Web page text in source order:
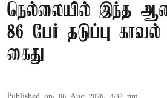
நெல்லையில் இந்த
86 பேர் தடுப்பு
கைது